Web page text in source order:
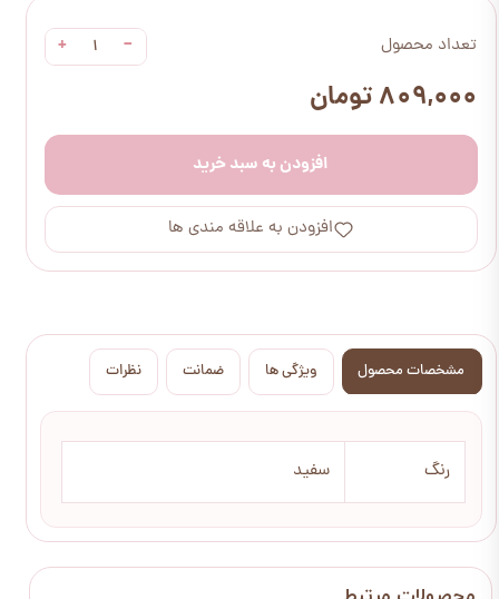
تعداد محصول −
+
۸۰۹,۰۰۰ تومان
افزودن به سبد خرید
افزودن به علاقه مندی ها
مشخصات محصول ویژگی ها ضمانت نظرات
رنگ سفید